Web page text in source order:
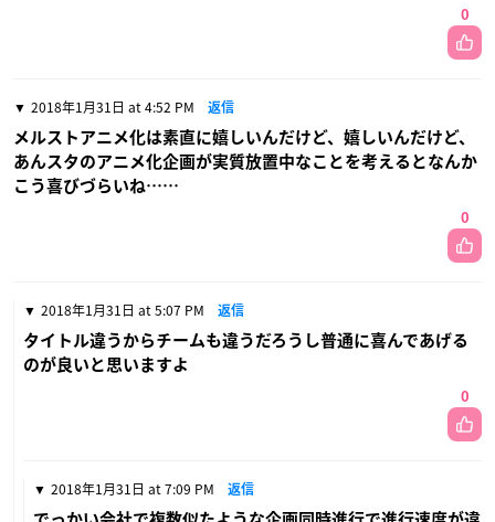
0
2018年1月31日 at 4:52 PM 返信
メルストアニメ化は素直に嬉しいんだけど、嬉しいんだけど、
あんスタのアニメ化企画が実質放置中なことを考えるとなんか
こう喜びづらいね……
0
2018年1月31日 at 5:07 PM 返信
タイトル違うからチームも違うだろうし普通に喜んであげる
のが良いと思いますよ
0
2018年1月31日 at 7:09 PM 返信
でっかい会社で複数似たような企画同時進行で進行速度が違